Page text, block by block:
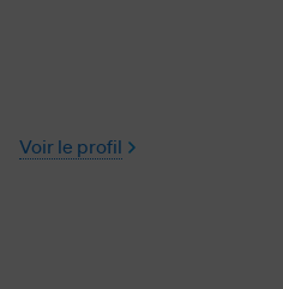
Voir le profil